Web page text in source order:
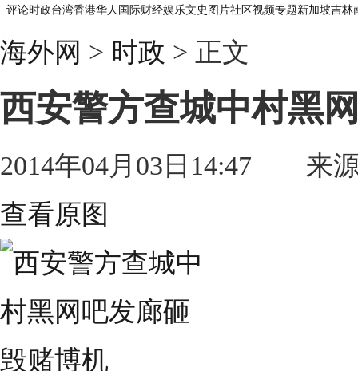
评论时政台湾香港华人 国际财经娱乐文史 图片社区视频专题新加坡吉林
海外网 > 时政 > 正文
西安警方查城中村黑
2014年04月03日14:47 来
查看原图